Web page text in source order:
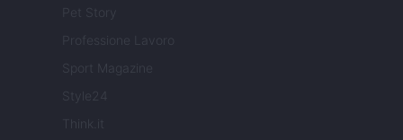
Professione Lavoro
Sport Magazine
Style24
Think.it